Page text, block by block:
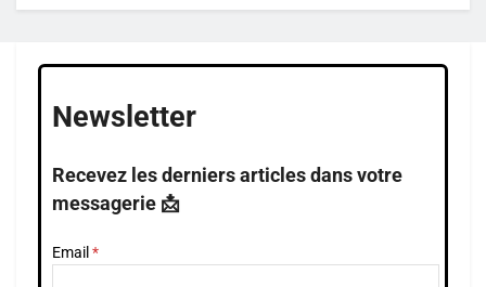
Newsletter
Recevez les derniers articles dans votre
messagerie 📩
Email